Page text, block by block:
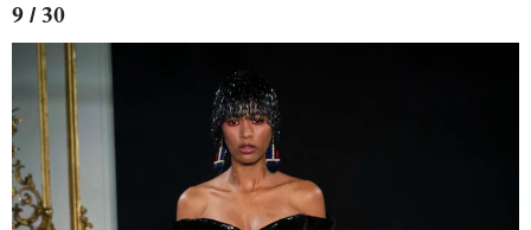
9 / 30